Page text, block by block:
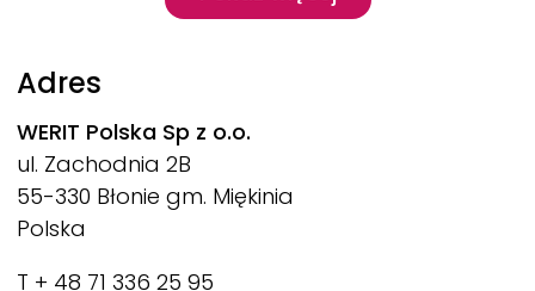
Pokaż więcej
Adres
WERIT Polska Sp z o.o.
ul. Zachodnia 2B
55-330 Błonie gm. Miękinia
Polska
T + 48 71 336 25 95